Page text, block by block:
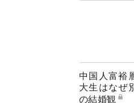
中国人富裕
大生はなぜ
の結婚観